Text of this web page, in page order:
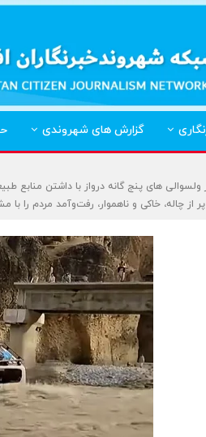
گزارش های شهروندی
های پنج گانه درواز با داشتن منابع
از چاله، خاکی و ناهموار، رفت‌وآمد مردم را